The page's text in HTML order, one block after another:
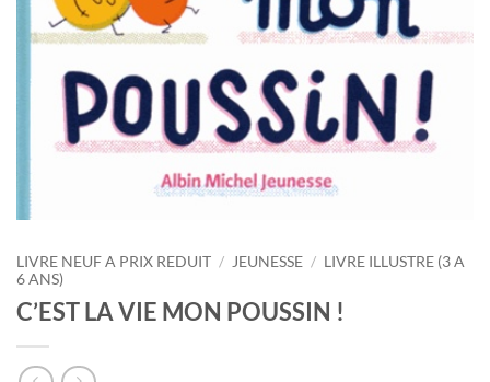
LIVRE NEUF A PRIX REDUIT / JEUNESSE / LIVRE ILLUSTRE (3 A
6 ANS)
C’EST LA VIE MON POUSSIN !